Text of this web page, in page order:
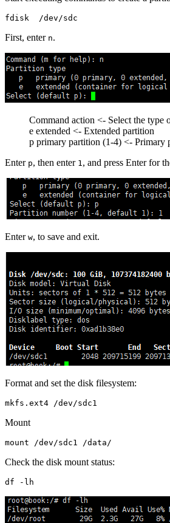
First, enter n.
Command action <- Select the type
e extended <- Extended partition
p primary partition (1-4) <- Primary
Enter p, then enter 1 , and press Enter for
Enter w, to save and exit.
Format and set the disk filesystem:
Mount
Check the disk mount status: